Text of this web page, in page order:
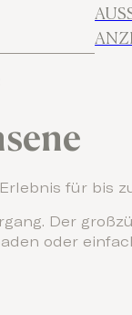
für bis
Der
oder